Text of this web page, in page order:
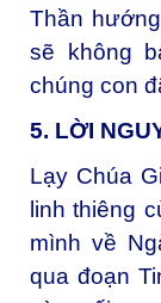
Thần
sẽ không
chúng con
5. LỜI
Lạy Chúa
linh thiêng
mình về
qua đoạn